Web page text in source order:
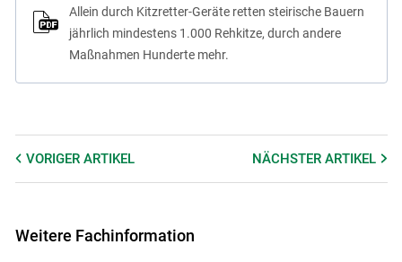
Allein durch Kitzretter-Geräte retten steirische Bauern
jährlich mindestens 1.000 Rehkitze, durch andere
Maßnahmen Hunderte mehr.
VORIGER ARTIKEL NÄCHSTERARTIKEL
Weitere Fachinformation